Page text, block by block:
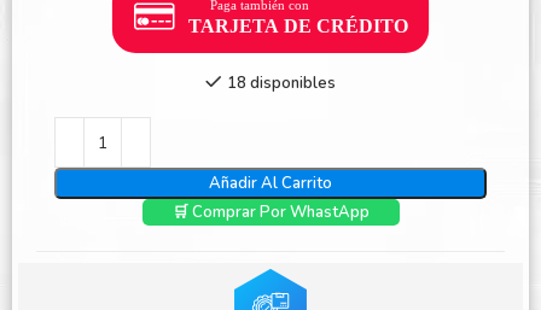
18 disponibles
Añadir Al Carrito
🛒 Comprar Por WhastApp